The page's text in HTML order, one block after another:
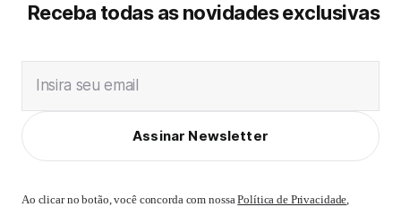
Receba todas as novidades exclusivas
Insira seu email
Assinar Newsletter
Ao clicar no botão, você concorda com nossaPolítica de Privacidade,